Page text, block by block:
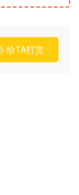
给TA打赏